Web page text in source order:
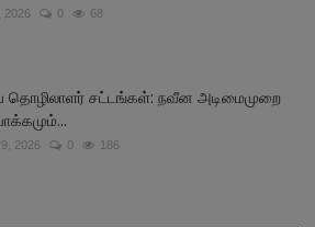
2026 0 68
தொழிலாளர் சட்டங்கள்: நவீன அடிமைமுறை
2026 0 186